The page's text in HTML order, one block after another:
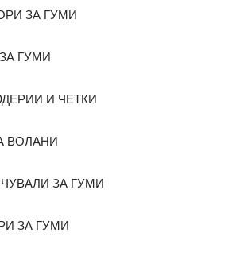
ЗА ГУМИ
ГУМИ
И ЧЕТКИ
ВОЛАНИ
ЗА ГУМИ
ЗА ГУМИ